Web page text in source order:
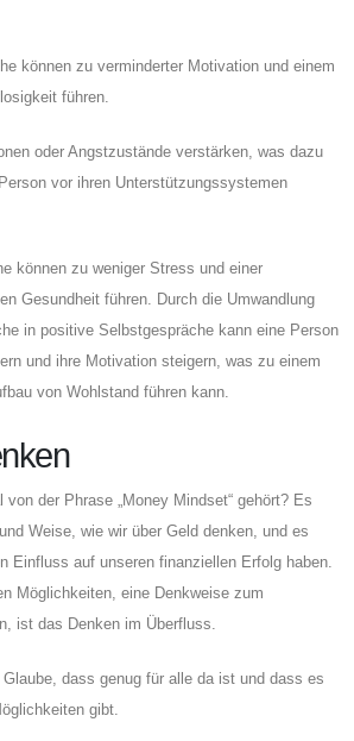
können zu verminderter Motivation und einem
führen.
oder Angstzustände verstärken, was dazu
vor ihren Unterstützungssystemen
können zu weniger Stress und einer
Gesundheit führen. Durch die Umwandlung
in positive Selbstgespräche kann eine Person
und ihre Motivation steigern, was zu einem
von Wohlstand führen kann.
von der Phrase „Money Mindset“ gehört? Es
Weise, wie wir über Geld denken, und es
Einfluss auf unseren finanziellen Erfolg haben.
Möglichkeiten, eine Denkweise zum
ist das Denken im Überfluss.
dass genug für alle da ist und dass es
gibt.